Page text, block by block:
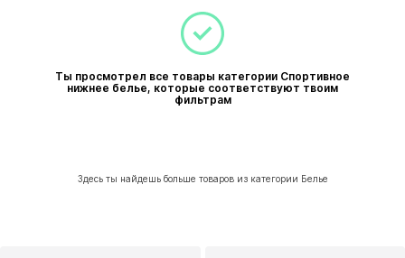
Ты просмотрел все товары категории Спортивное
нижнее белье, которые соответствуют твоим
фильтрам
Здесь ты найдешь больше товаров из категории Белье